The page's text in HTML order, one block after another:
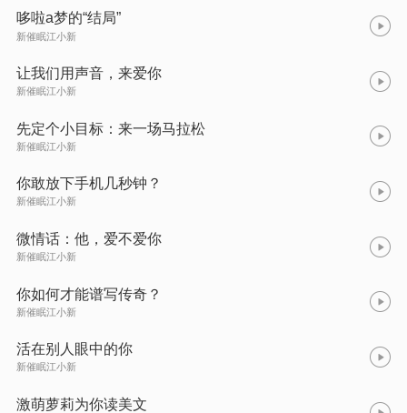
哆啦a梦的“结局”
新催眠江小新
让我们用声音，来爱你
新催眠江小新
先定个小目标：来一场马拉松
新催眠江小新
你敢放下手机几秒钟？
新催眠江小新
微情话：他，爱不爱你
新催眠江小新
你如何才能谱写传奇？
新催眠江小新
活在别人眼中的你
新催眠江小新
激萌萝莉为你读美文